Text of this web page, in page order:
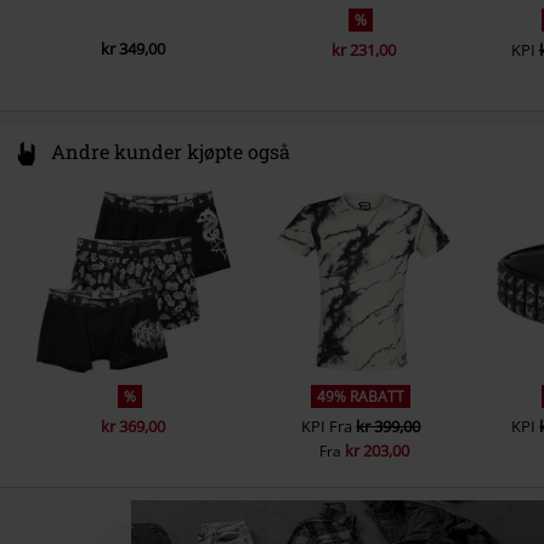
kr 349,00
%
kr 231,00 KPI
Andre kunder kjøpte også
%
kr 369,00
49% RABATT
KPI Frakr 399,00
Fra kr 203,00
KPI